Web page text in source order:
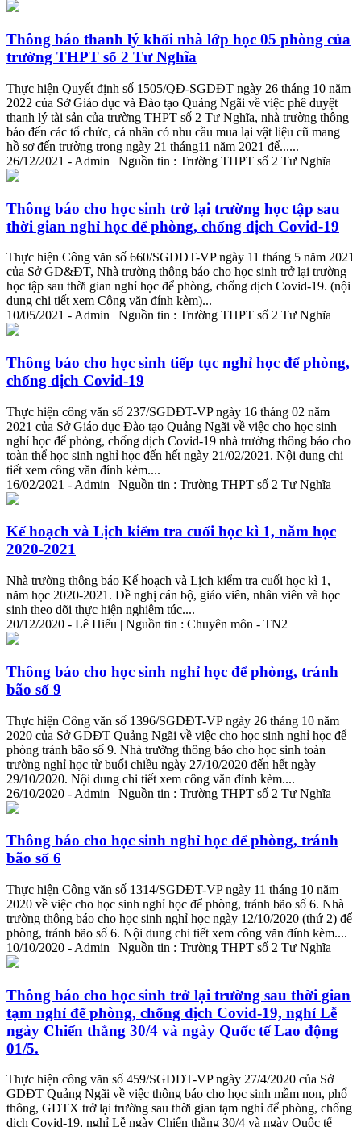
Thông báo thanh lý khối nhà lớp học 05 phòng của
trường THPT số 2 Tư Nghĩa
Thực hiện Quyết định số 1505/QĐ-SGDĐT ngày 26 tháng 10 năm
2022 của Sở Giáo dục và Đào tạo Quảng Ngãi về việc phê duyệt
thanh lý tài sản của trường THPT số 2 Tư Nghĩa, nhà trường thông
báo đến các tổ chức, cá nhân có nhu cầu mua lại vật liệu cũ mang
hồ sơ đến trường trong ngày 21 tháng11 năm 2021 để......
26/12/2021 - Admin | Nguồn tin : Trường THPT số 2 Tư Nghĩa
Thông báo cho học sinh trở lại trường học tập sau
thời gian nghỉ học để phòng, chống dịch Covid-19
Thực hiện Công văn số 660/SGDĐT-VP ngày 11 tháng 5 năm 2021
của Sở GD&ĐT, Nhà trường thông báo cho học sinh trở lại trường
học tập sau thời gian nghỉ học để phòng, chống dịch Covid-19. (nội
dung chi tiết xem Công văn đính kèm)...
10/05/2021 - Admin | Nguồn tin : Trường THPT số 2 Tư Nghĩa
Thông báo cho học sinh tiếp tục nghỉ học để phòng,
chống dịch Covid-19
Thực hiện công văn số 237/SGDĐT-VP ngày 16 tháng 02 năm
2021 của Sở Giáo dục Đào tạo Quảng Ngãi về việc cho học sinh
nghỉ học để phòng, chống dịch Covid-19 nhà trường thông báo cho
toàn thể học sinh nghỉ học đến hết ngày 21/02/2021. Nội dung chi
tiết xem công văn đính kèm....
16/02/2021 - Admin | Nguồn tin : Trường THPT số 2 Tư Nghĩa
Kế hoạch và Lịch kiểm tra cuối học kì 1, năm học
2020-2021
Nhà trường thông báo Kế hoạch và Lịch kiểm tra cuối học kì 1,
năm học 2020-2021. Đề nghị cán bộ, giáo viên, nhân viên và học
sinh theo dõi thực hiện nghiêm túc....
20/12/2020 - Lê Hiếu | Nguồn tin : Chuyên môn - TN2
Thông báo cho học sinh nghỉ học để phòng, tránh
bão số 9
Thực hiện Công văn số 1396/SGDĐT-VP ngày 26 tháng 10 năm
2020 của Sở GDĐT Quảng Ngãi về việc cho học sinh nghỉ học để
phòng tránh bão số 9. Nhà trường thông báo cho học sinh toàn
trường nghỉ học từ buổi chiều ngày 27/10/2020 đến hết ngày
29/10/2020. Nội dung chi tiết xem công văn đính kèm....
26/10/2020 - Admin | Nguồn tin : Trường THPT số 2 Tư Nghĩa
Thông báo cho học sinh nghỉ học để phòng, tránh
bão số 6
Thực hiện Công văn số 1314/SGDĐT-VP ngày 11 tháng 10 năm
2020 về việc cho học sinh nghỉ học để phòng, tránh bão số 6. Nhà
trường thông báo cho học sinh nghỉ học ngày 12/10/2020 (thứ 2) để
phòng, tránh bão số 6. Nội dung chi tiết xem công văn đính kèm....
10/10/2020 - Admin | Nguồn tin : Trường THPT số 2 Tư Nghĩa
Thông báo cho học sinh trở lại trường sau thời gian
tạm nghỉ để phòng, chống dịch Covid-19, nghỉ Lễ
ngày Chiến thắng 30/4 và ngày Quốc tế Lao động
01/5.
Thực hiện công văn số 459/SGDĐT-VP ngày 27/4/2020 của Sở
GDĐT Quảng Ngãi về việc thông báo cho học sinh mầm non, phổ
thông, GDTX trở lại trường sau thời gian tạm nghỉ để phòng, chống
dịch Covid-19, nghỉ Lễ ngày Chiến thắng 30/4 và ngày Quốc tế